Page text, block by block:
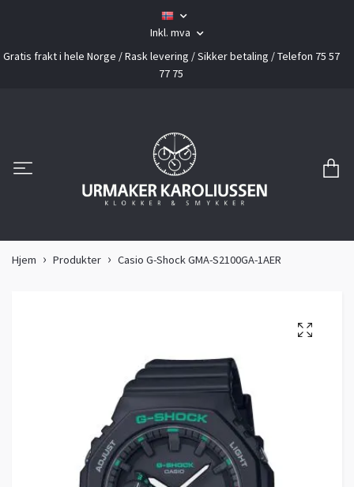
Inkl. mva
Gratis frakt i hele Norge / Rask levering / Sikker betaling / Telefon 75 57
77 75
Hjem Produkter Casio G-Shock GMA-S2100GA-1AER